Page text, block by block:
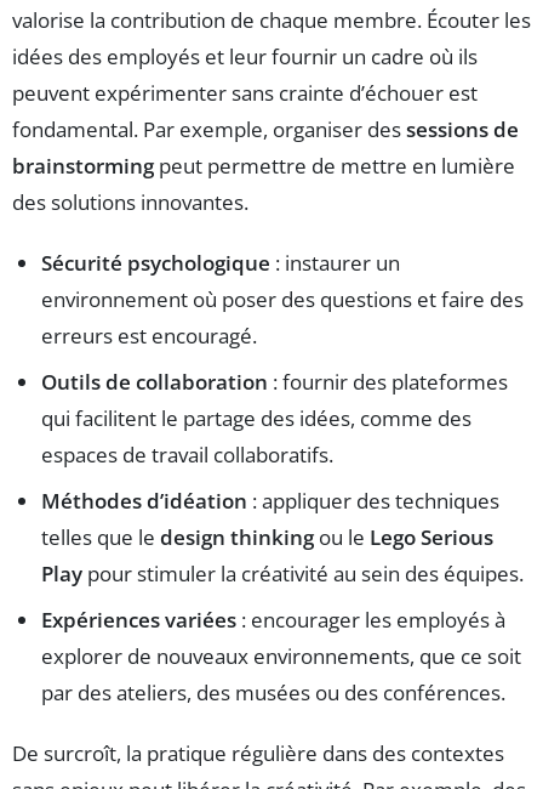
valorise la contribution de chaque membre. Écouter les
idées des employés et leur fournir un cadre où ils
peuvent expérimenter sans crainte d’échouer est
fondamental. Par exemple, organiser dessessions de
brainstormingpeut permettre de mettre en lumière
des solutions innovantes.
Sécurité psychologique : instaurer un
environnement où poser des questions et faire des
erreurs est encouragé.
Outils de collaboration : fournir des plateformes
qui facilitent le partage des idées, comme des
espaces de travail collaboratifs.
Méthodes d’idéation : appliquer des techniques
telles que le design thinkingou le Lego Serious
Play pour stimuler la créativité au sein des équipes.
Expériences variées : encourager les employés à
explorer de nouveaux environnements, que ce soit
par des ateliers, des musées ou des conférences.
De surcroît, la pratique régulière dans des contextes